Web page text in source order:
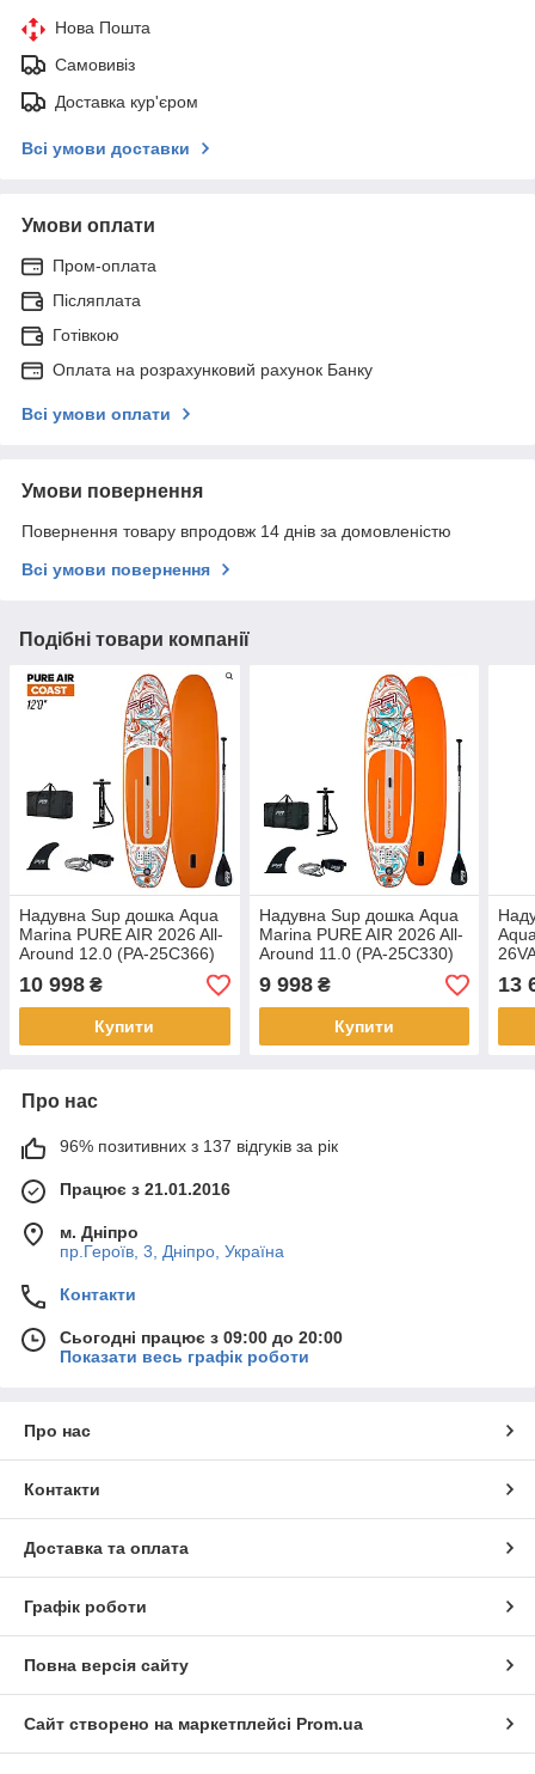
Нова Пошта
Самовивіз
Доставка кур'єром
Всі умови доставки
Умови оплати
Пром-оплата
Післяплата
Готівкою
Оплата на розрахунковий рахунок Банку
Всі умови оплати
Умови повернення
Повернення товару впродовж 14 днів за домовленістю
Всі умови повернення
Подібні товари компанії
Надувна Sup дошка Aqua
Marina PURE AIR 2026 All-
Around 12.0 (PA-25C366)
10 998 ₴
Купити
Надувна Sup дошка Aqua
Marina PURE AIR 2026 All-
Around 11.0 (PA-25C330)
9 998₴
Купити
13
Про нас
96% позитивних з 137 відгуків за рік
Працює з 21.01.2016
м. Дніпро
пр.Героїв, 3, Дніпро, Україна
Контакти
Сьогодні працює з 09:00 до 20:00
Показати весь графік роботи
Про нас
Контакти
Доставка та оплата
Графік роботи
Повна версія сайту
Сайт створено на маркетплейсі Prom.ua